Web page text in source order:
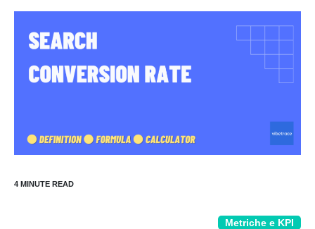
Metriche e KPI